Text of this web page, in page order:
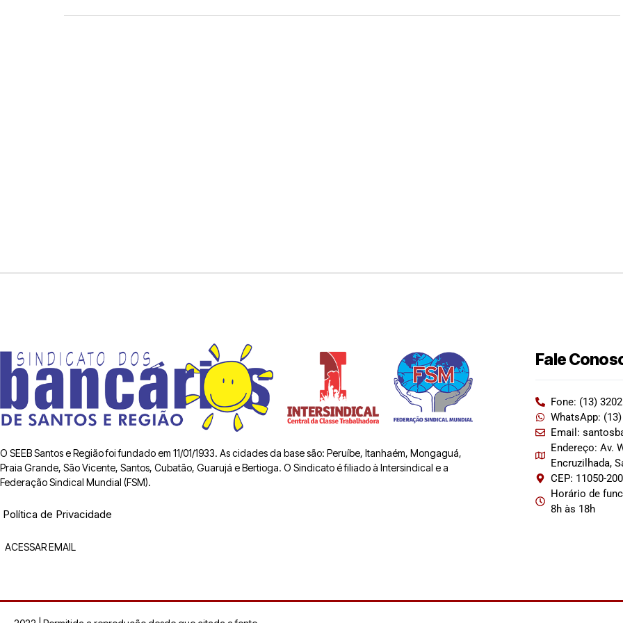
O SEEB Santos e Região foi fundado em 11/01/1933. As cidades da base são: Peruíbe, Itanhaém, Mongaguá,
Praia Grande, São Vicente, Santos, Cubatão, Guarujá e Bertioga. O Sindicato é filiado à Intersindical e a
Federação Sindical Mundial (FSM).
Política de Privacidade
ACESSAR EMAIL
Fale
Fone: (13)
WhatsApp:
Email:
Endereço: Av.
Encruzilhada,
CEP: 11050-200
Horário de
8h às 18h